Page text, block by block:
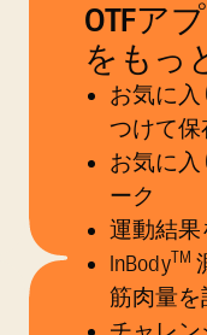
OTFア
をもっ
お気に
つけて保
お気に
ーク
運動結
InBodyTM
筋肉量を